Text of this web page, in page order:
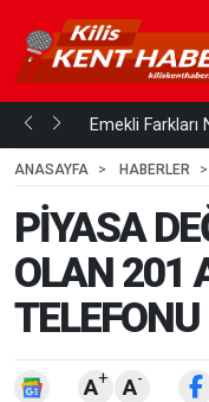
mi... Emekli
ANASAYFA
HABERLER
PİYASA
OLAN 201
A+ A-